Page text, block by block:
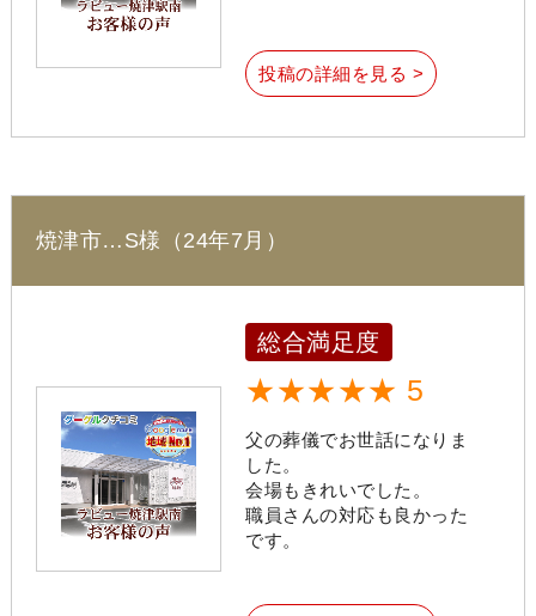
投稿の詳細を見る >
焼津市…S様（24年7月）
総合満足度
★★★★★ 5
父の葬儀でお世話になりま
した。
会場もきれいでした。
職員さんの対応も良かった
です。